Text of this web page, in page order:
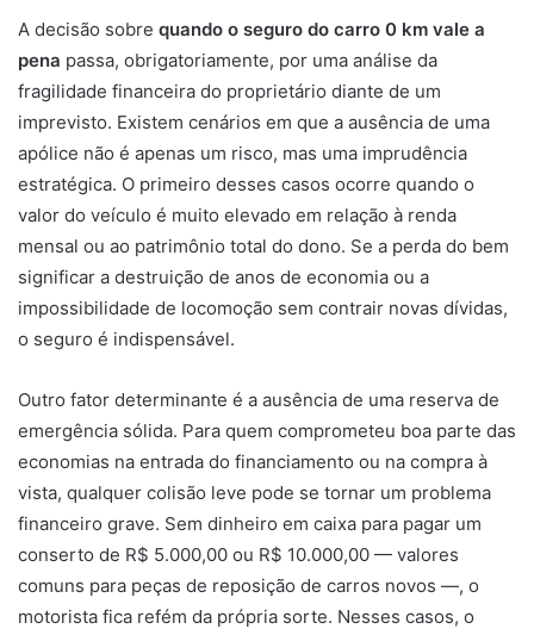
A decisão sobre quando o seguro do carro 0 km vale a
pena passa, obrigatoriamente, por uma análise da
fragilidade financeira do proprietário diante de um
imprevisto. Existem cenários em que a ausência de uma
apólice não é apenas um risco, mas uma imprudência
estratégica. O primeiro desses casos ocorre quando o
valor do veículo é muito elevado em relação à renda
mensal ou ao patrimônio total do dono. Se a perda do bem
significar a destruição de anos de economia ou a
impossibilidade de locomoção sem contrair novas dívidas,
o seguro é indispensável.
Outro fator determinante é a ausência de uma reserva de
emergência sólida. Para quem comprometeu boa parte das
economias na entrada do financiamento ou na compra à
vista, qualquer colisão leve pode se tornar um problema
financeiro grave. Sem dinheiro em caixa para pagar um
conserto de R$ 5.000,00 ou R$ 10.000,00 — valores
comuns para peças de reposição de carros novos —, o
motorista fica refém da própria sorte. Nesses casos, o